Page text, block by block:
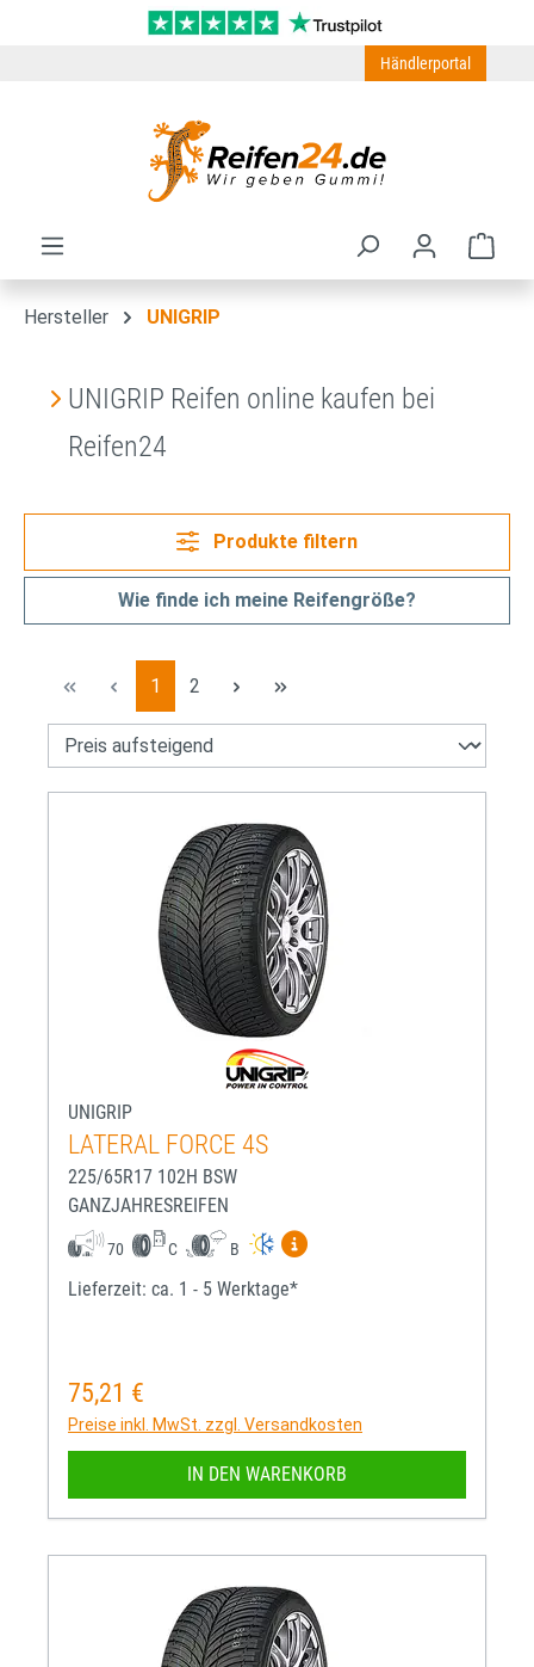
Zum Hauptinhalt springen
Händlerportal
Hersteller UNIGRIP
UNIGRIP Reifen online kaufen bei
Reifen24
Produkte filtern
Wie finde ich meine Reifengröße?
Seite
1 Seite
2
UNIGRIP
LATERAL FORCE 4S
225/65R17 102H BSW
GANZJAHRESREIFEN
70 C B
Mehr Informationen zum
Lieferzeit: ca. 1 - 5 Werktage*
Regulärer Preis:
75,21 €
Preise inkl. MwSt. zzgl. Versandkosten
IN DEN WARENKORB